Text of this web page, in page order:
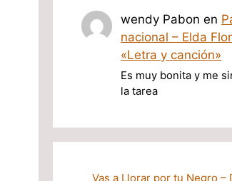
wendy Pabon en
nacional – Elda
«Letra y canción»
Es muy bonita y me
la tarea
Vas a Llorar por tu Negro –